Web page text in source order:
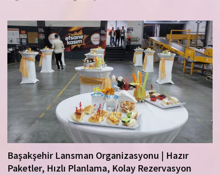
Başakşehir Lansman Organizasyonu | Hazır
Paketler, Hızlı Planlama, Kolay Rezervasyon